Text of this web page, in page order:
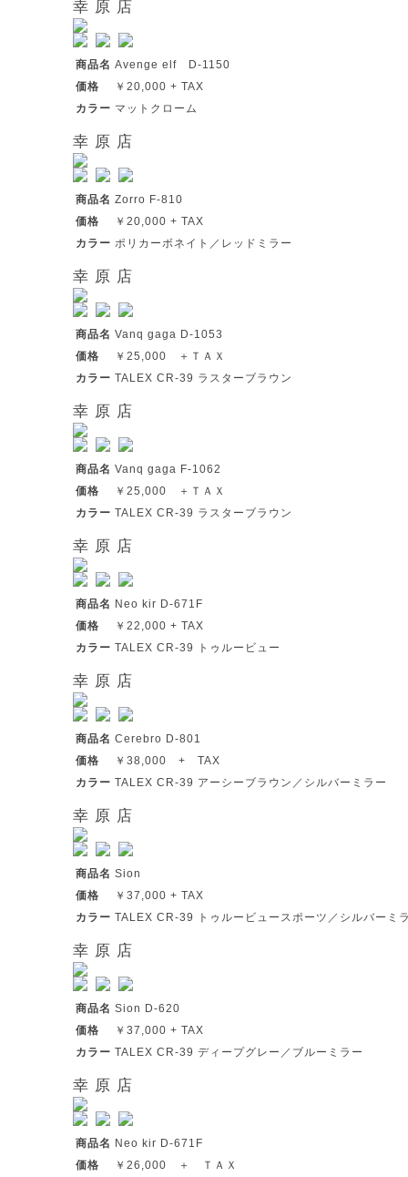
幸 原 店
商品名 Avenge elf D-1150
価格
￥20,000 + TAX
カラー マットクローム
幸 原 店
商品名 Zorro F-810
価格
￥20,000 + TAX
カラー ポリカーボネイト／レッドミラー
幸 原 店
商品名 Vanq gaga D-1053
価格
￥25,000 ＋ＴＡＸ
カラー TALEX CR-39 ラスターブラウン
幸 原 店
商品名 Vanq gaga F-1062
価格
￥25,000 ＋ＴＡＸ
カラー TALEX CR-39 ラスターブラウン
幸 原 店
商品名 Neo kir D-671F
価格
￥22,000 + TAX
カラー TALEX CR-39 トゥルービュー
幸 原 店
商品名 Cerebro D-801
価格
￥38,000 + TAX
カラー TALEX CR-39 アーシーブラウン／シルバーミラー
幸 原 店
商品名 Sion
価格
￥37,000 + TAX
カラー TALEX CR-39 トゥルービュースポーツ／シルバーミ
幸 原 店
商品名 Sion D-620
価格
￥37,000 + TAX
カラー TALEX CR-39 ディープグレー／ブルーミラー
幸 原 店
商品名 Neo kir D-671F
価格
￥26,000 ＋ ＴＡＸ